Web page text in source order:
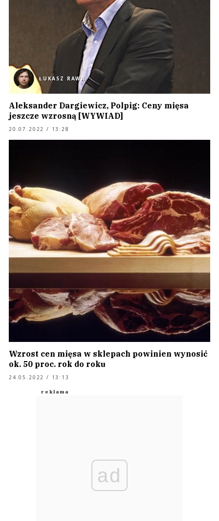
ŁUKASZ RAWA
Aleksander Dargiewicz, Polpig: Ceny mięsa
jeszcze wzrosną [WYWIAD]
20.07.2022 / 13:28
Wzrost cen mięsa w sklepach powinien wynosić
ok. 50 proc. rok do roku
24.05.2022 / 13:13
ad